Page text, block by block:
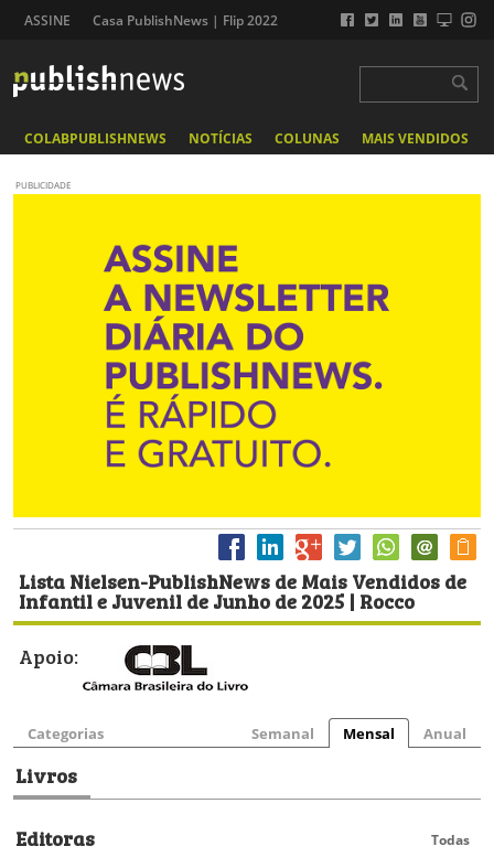
ASSINE Casa PublishNews | Flip 2022
COLABPUBLISHNEWS NOTÍCIAS COLUNAS MAIS VENDIDOS
PUBLICIDADE
Lista Nielsen-PublishNews de Mais Vendidos de
Infantil e Juvenil de Junho de 2025 | Rocco
Apoio:
Categorias Semanal Mensal Anual
Livros
Editoras Todas